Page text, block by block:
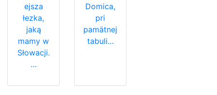
ejsza
łezka,
jaką
mamy w
Słowacji.
…
Domica,
pri
pamätnej
tabuli…